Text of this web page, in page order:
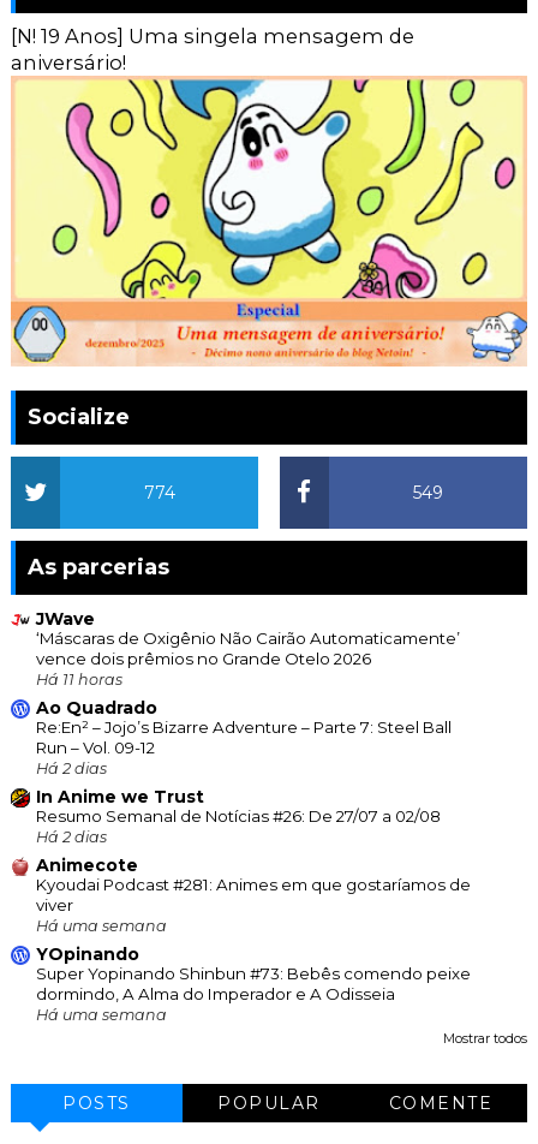
[N! 19 Anos] Uma singela mensagem de
aniversário!
Socialize
549
774
As parcerias
JWave
‘Máscaras de Oxigênio Não Cairão Automaticamente’
vence dois prêmios no Grande Otelo 2026
Há 11 horas
Ao Quadrado
Re:En² – Jojo’s Bizarre Adventure – Parte 7: Steel Ball
Run – Vol. 09-12
Há 2 dias
In Anime we Trust
Resumo Semanal de Notícias #26: De 27/07 a 02/08
Há 2 dias
Animecote
Kyoudai Podcast #281: Animes em que gostaríamos de
viver
Há uma semana
YOpinando
Super Yopinando Shinbun #73: Bebês comendo peixe
dormindo, A Alma do Imperador e A Odisseia
Há uma semana
Mostrar todos
POSTS POPULAR COMENTE